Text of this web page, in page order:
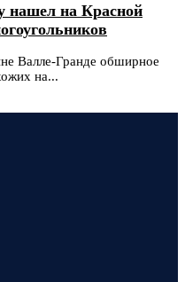
нашел на Красной
Валле-Гранде обширное
на...